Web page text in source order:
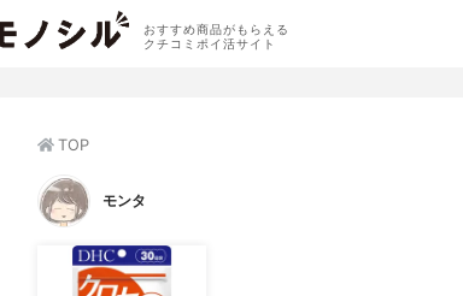
おすすめ商品がもらえる
クチコミポイ活サイト
TOP
モンタ